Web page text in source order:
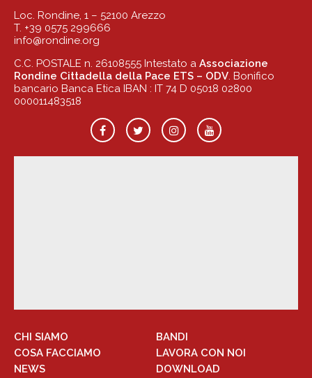
Loc. Rondine, 1 – 52100 Arezzo
T. +39 0575 299666
info@rondine.org
C.C. POSTALE n. 26108555 Intestato a Associazione
Rondine Cittadella della Pace ETS – ODV. Bonifico
bancario Banca Etica IBAN : IT 74 D 05018 02800
000011483518
CHI SIAMO
COSA FACCIAMO
NEWS
BANDI
LAVORA CON NOI
DOWNLOAD